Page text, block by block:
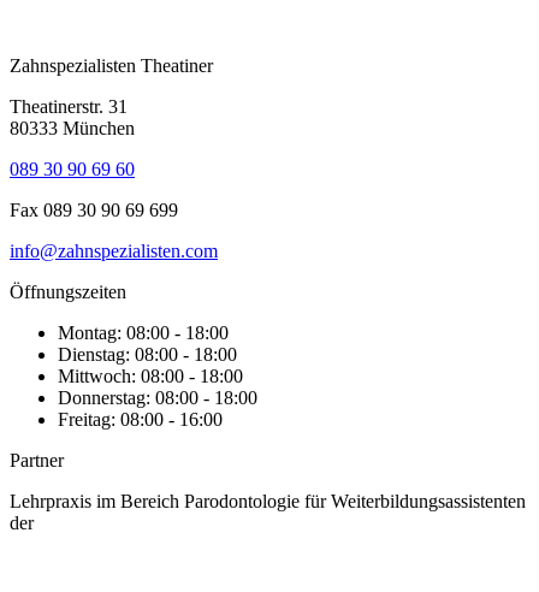
Zahnspezialisten Theatiner
Theatinerstr. 31
80333 München
089 30 90 69 60
Fax 089 30 90 69 699
info@zahnspezialisten.com
Öffnungszeiten
Montag: 08:00 - 18:00
Dienstag: 08:00 - 18:00
Mittwoch: 08:00 - 18:00
Donnerstag: 08:00 - 18:00
Freitag: 08:00 - 16:00
Partner
Lehrpraxis im Bereich Parodontologie für Weiterbildungsassistenten
der